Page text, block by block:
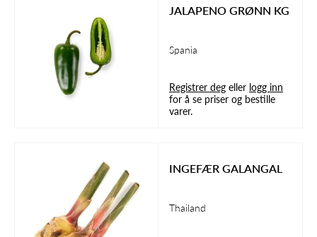
JALAPENO GRØNN KG
Spania
Registrer deg eller logg inn
for å se priser og bestille
varer.
INGEFÆR GALANGAL
Thailand